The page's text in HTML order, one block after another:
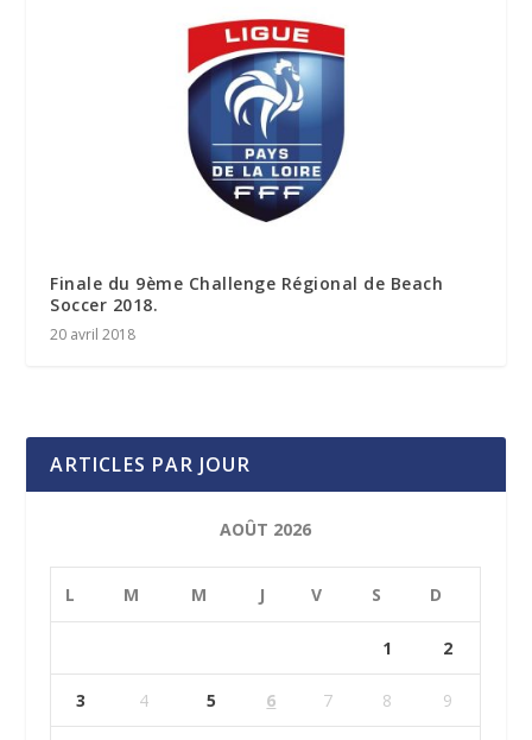
Finale du 9ème Challenge Régional de Beach
Soccer 2018.
20 avril 2018
ARTICLES PAR JOUR
AOÛT 2026
L M M J V S D
1 2
3 4 5 6 7 8 9